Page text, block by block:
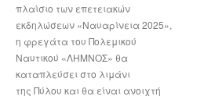
πλαίσιο των επετειακών
εκδηλώσεων «Ναυαρίνεια 2025»,
η φρεγάτα του Πολεμικού
Ναυτικού «ΛΗΜΝΟΣ» θα
καταπλεύσει στο λιμάνι
της Πύλου και θα είναι ανοιχτή